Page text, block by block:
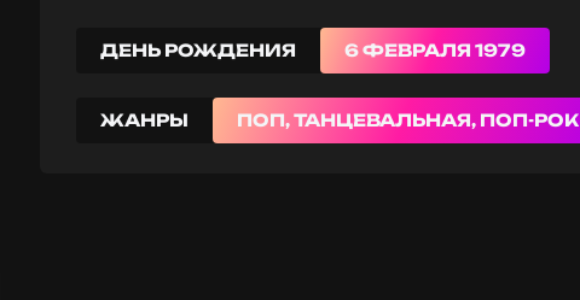
ДЕНЬ РОЖДЕНИЯ 6 ФЕВРАЛЯ 1979
ЖАНРЫ ПОП, ТАНЦЕВАЛЬНАЯ, ПОП-РОК